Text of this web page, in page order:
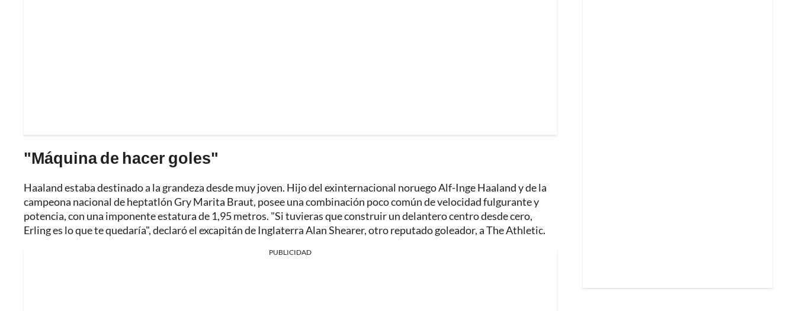
"Máquina de hacer goles"
Haaland estaba destinado a la grandeza desde muy joven. Hijo del exinternacional noruego Alf-Inge Haaland y de la
campeona nacional de heptatlón Gry Marita Braut, posee una combinación poco común de velocidad fulgurante y
potencia, con una imponente estatura de 1,95 metros. "Si tuvieras que construir un delantero centro desde cero,
Erling es lo que te quedaría", declaró el excapitán de Inglaterra Alan Shearer, otro reputado goleador, a The Athletic.
PUBLICIDAD